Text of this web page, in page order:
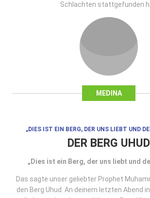
MEDINA
Schlachten stattgefunden
„DIES IST EIN BERG, DER UNS LIEBT UND
DER BERG UHUD
„Dies ist ein Berg, der uns liebt und
Das sagte unser geliebter Prophet
den Berg Uhud. An deinem letzten Abend